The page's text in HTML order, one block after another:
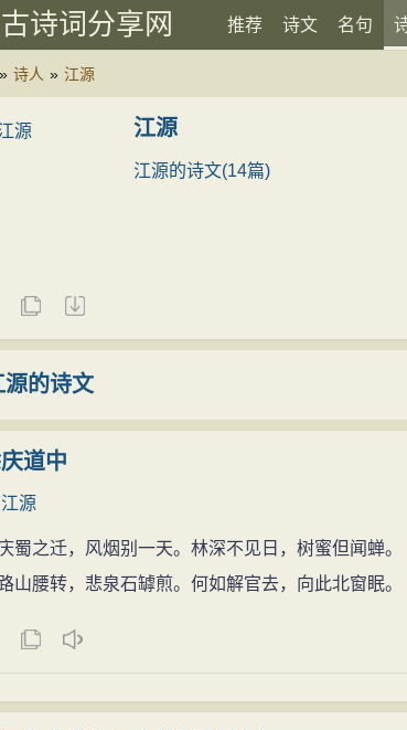
古诗词分享网 推荐 诗文 名句
» 诗人 » 江源
江源
江源的诗文(14篇)
源的诗文
道中
江源
蜀之迁，风烟别一天。林深不见日，树蜜但闻蝉。
山腰转，悲泉石罅煎。何如解官去，向此北窗眠。